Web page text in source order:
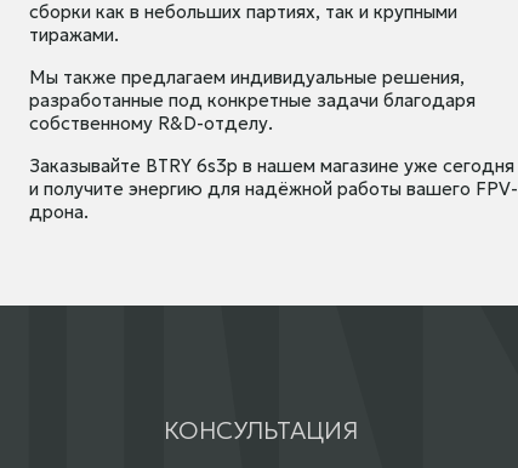
сборки как в небольших партиях, так и крупными
тиражами.
Мы также предлагаем индивидуальные решения,
разработанные под конкретные задачи благодаря
собственному R&D-отделу.
Заказывайте BTRY 6s3p в нашем магазине уже сегодня
и получите энергию для надёжной работы вашего FPV-
дрона.
КОНСУЛЬТАЦИЯ